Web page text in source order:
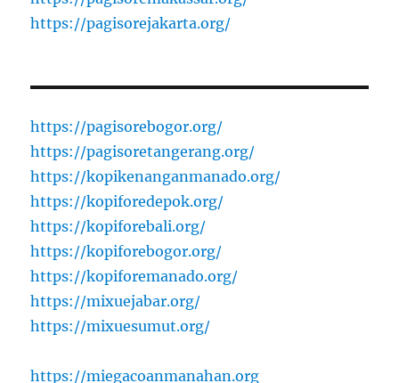
https://pagisorejakarta.org/
https://pagisorebogor.org/
https://pagisoretangerang.org/
https://kopikenanganmanado.org/
https://kopiforedepok.org/
https://kopiforebali.org/
https://kopiforebogor.org/
https://kopiforemanado.org/
https://mixuejabar.org/
https://mixuesumut.org/
https://miegacoanmanahan.org